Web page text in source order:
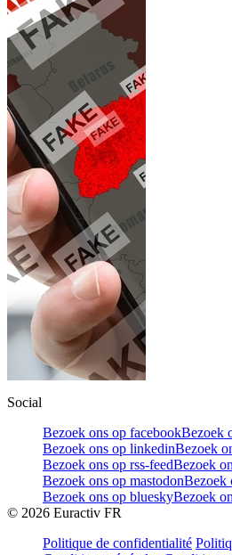
Social
Bezoek ons op facebookBezoek
Bezoek ons op linkedinBezoek
Bezoek ons op rss-feedBezoek
Bezoek ons op mastodonBezoek
Bezoek ons op blueskyBezoek
© 2026 Euractiv FR
Politique de confidentialité